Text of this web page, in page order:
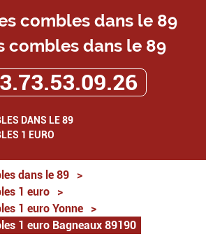
combles dans le 89
DANS LE 89
1 EURO
dans le 89
>
1 euro
>
1 euro Yonne
>
1 euro Bagneaux 89190